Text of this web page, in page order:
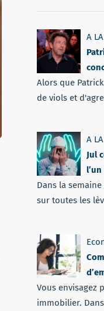
A
Alors que
de viols et
A
Jul
Dans la
sur toutes les
Vous envisagez
immobilier.